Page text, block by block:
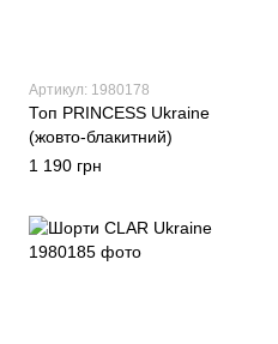
Артикул: 1980178
Топ PRINCESS Ukraine
(жовто-блакитний)
1 190 грн